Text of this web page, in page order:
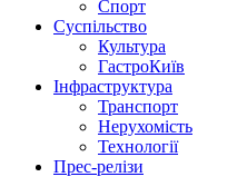
Спорт
Суспільство
Культура
ГастроКиїв
Інфраструктура
Транспорт
Нерухомість
Технології
Прес-релізи